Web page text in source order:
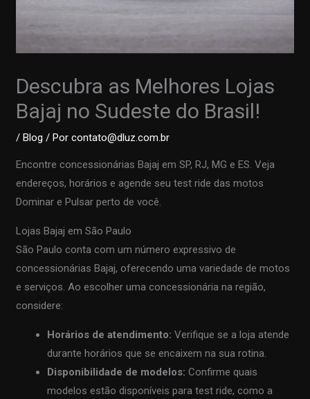
Descubra as Melhores Lojas
Bajaj no Sudeste do Brasil!
/Blog / Porcontato@dluz.com.br
Encontre concessionárias Bajaj em SP, RJ, MG e ES. Veja
endereços, horários e agende seu test ride das motos
Dominar e Pulsar perto de você.
Lojas Bajaj em São Paulo
São Paulo conta com um número expressivo de
concessionárias Bajaj, oferecendo uma variedade de motos
e serviços. Ao escolher uma concessionária na região,
considere:
Horários de atendimento: Verifique se a loja atende
durante horários que se encaixem na sua rotina.
Disponibilidade de modelos: Confirme quais
modelos estão disponíveis para test ride, como a